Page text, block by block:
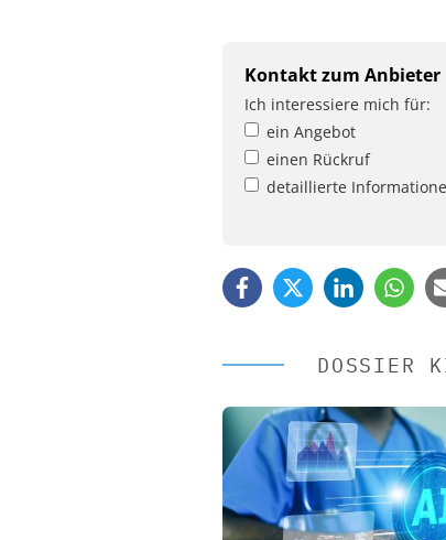
Kontakt zum Anbieter
Ich interessiere mich für:
ein Angebot
einen Rückruf
detaillierte
DOSSIER